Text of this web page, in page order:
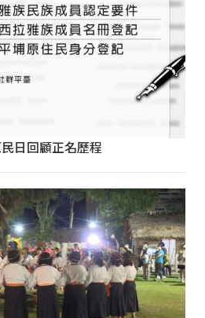
日回顧正名歷程